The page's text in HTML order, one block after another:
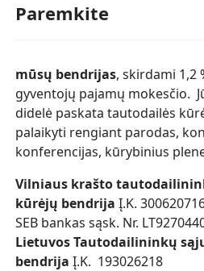
Paremkite
mūsų bendrijas, skirdami 1,2
gyventojų pajamų mokesčio.
didelė paskata tautodailės
palaikyti rengiant parodas,
konferencijas, kūrybinius
Vilniaus krašto
kūrėjų bendrija Į.K.
SEB bankas sąsk. Nr.
Lietuvos Tautodailininkų
bendrija Į.K. 193026218